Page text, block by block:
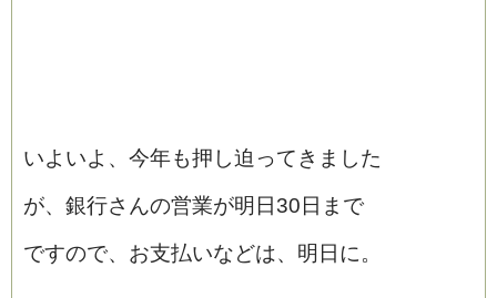
いよいよ、今年も押し迫ってきました
が、銀行さんの営業が明日30日まで
ですので、お支払いなどは、明日に。